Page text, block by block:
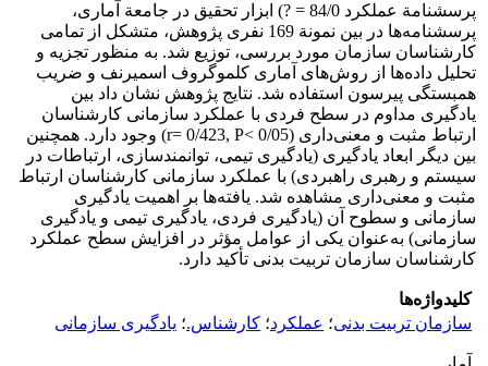
پرسشنامة عملکرد 84/0 = ?) ابزار تحقیق در جامعة آماری،
پرسشنامه‌ها در بین نمونة 169 نفری پژوهش، متشکل از تمامی
کارشناسان سازمان مورد بررسی، توزیع شد. به منظور تجزیه و
تحلیل داده‌ها از روش‌های آماری کلموگروف اسمیرنف و ضریب
همبستگی پیرسون استفاده شد. نتایج پژوهش نشان داد بین
یادگیری مداوم در سطح فردی با عملکرد سازمانی کارشناسان
ارتباط مثبت و معنی‌داری (r= 0/423, P< 0/05) وجود دارد. همچنین
بین دیگر ابعاد یادگیری (یادگیری تیمی، توانمندسازی، ارتباطات در
سیستم و رهبری راهبردی) با عملکرد سازمانی کارشناسان ارتباط
مثبت و معنی‌داری مشاهده شد. یافته‌ها بر اهمیت یادگیری
سازمانی و سطوح آن (یادگیری فردی، یادگیری تیمی و یادگیری
سازمانی) به‌عنوان یکی از عوامل مؤثر در افزایش سطح عملکرد
کارشناسان سازمان تربیت بدنی تأکید دارد.
کلیدواژه‌ها
سازمان تربیت بدنی؛ عملکرد؛ کارشناس.؛ یادگیری سازمانی